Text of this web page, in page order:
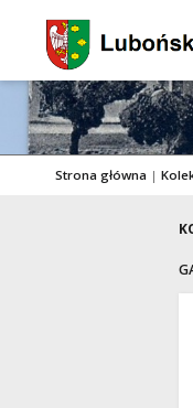
Strona główna |